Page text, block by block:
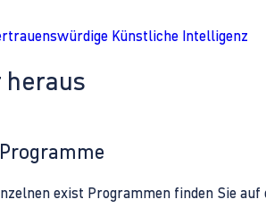
Künstliche Intelligenz
heraus
exist Programmen finden Sie